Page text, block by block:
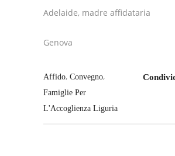
Adelaide, madre affidataria
Genova
Affido, Convegno,
Famiglie Per
L'Accoglienza Liguria